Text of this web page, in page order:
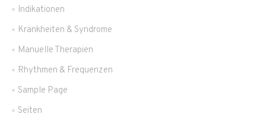
Indikationen
Krankheiten & Syndrome
Manuelle Therapien
Rhythmen & Frequenzen
Sample Page
Seiten